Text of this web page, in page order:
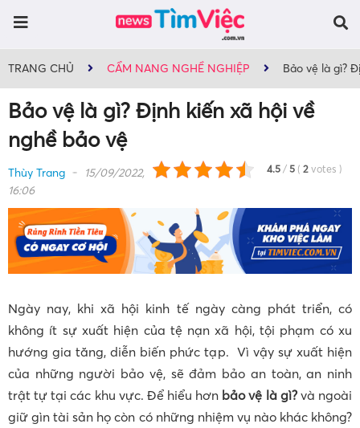
TRANG CHỦ CẨM NANG NGHỀ NGHIỆP Bảo vệ là gì?
Bảo vệ là gì? Định kiến xã hội về
nghề bảo vệ
4.5 / 5 ( 2 votes )
Thùy Trang
15/09/2022,
16:06
Ngày nay, khi xã hội kinh tế ngày càng phát triển, có
không ít sự xuất hiện của tệ nạn xã hội, tội phạm có xu
hướng gia tăng, diễn biến phức tạp. Vì vậy sự xuất hiện
của những người bảo vệ, sẽ đảm bảo an toàn, an ninh
trật tự tại các khu vực. Để hiểu hơn bảo vệ là gì?và ngoài
giữ gìn tài sản họ còn có những nhiệm vụ nào khác không?